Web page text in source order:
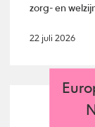
zorg- en
22 juli 2026